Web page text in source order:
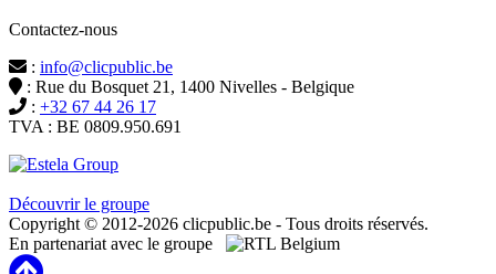
Contactez-nous
: info@clicpublic.be
: Rue du Bosquet 21, 1400 Nivelles - Belgique
: +32 67 44 26 17
TVA : BE 0809.950.691
Découvrir le groupe
Copyright © 2012-2026 clicpublic.be - Tous droits réservés.
En partenariat avec le groupe